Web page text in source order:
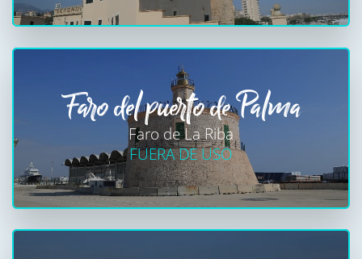
Faro del puerto de Palma
Faro de La Riba
FUERA DE USO